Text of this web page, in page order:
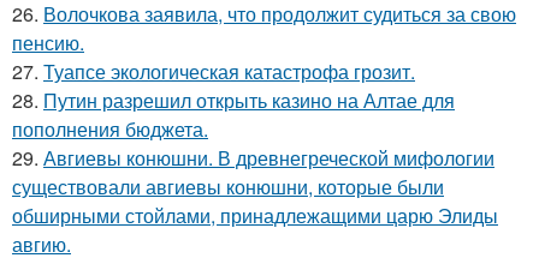
26. Волочкова заявила, что продолжит судиться за свою
пенсию.
27. Туапсе экологическая катастрофа грозит.
28. Путин разрешил открыть казино на Алтае для
пополнения бюджета.
29. Авгиевы конюшни. В древнегреческой мифологии
существовали авгиевы конюшни, которые были
обширными стойлами, принадлежащими царю Элиды
авгию.